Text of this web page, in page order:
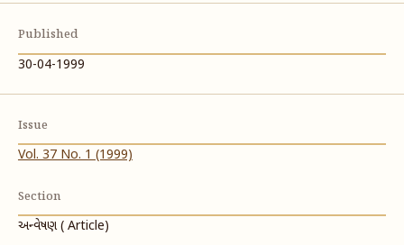
Published
30-04-1999
Issue
Vol. 37 No. 1 (1999)
Section
અન્વેષણ ( Article)